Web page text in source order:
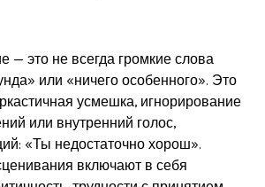
— это не всегда громкие слова
или «ничего особенного». Это
усмешка, игнорирование
или внутренний голос,
«Ты недостаточно хорош».
включают в себя